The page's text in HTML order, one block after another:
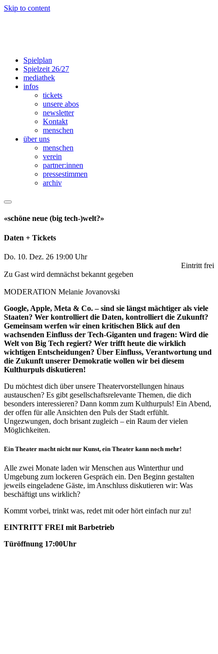
Skip to content
Spielplan
Spielzeit 26/27
mediathek
infos
tickets
unsere abos
newsletter
Kontakt
menschen
über uns
menschen
verein
partner:innen
presse­­stimmen
archiv
«schöne neue (big tech-)welt?»
Daten + Tickets
Do. 10. Dez. 26 19:00 Uhr
Eintritt frei
Zu Gast wird demnächst bekannt gegeben
MODERATION Melanie Jovanovski
Google, Apple, Meta & Co. – sind sie längst mächtiger als viele
Staaten? Wer kontrolliert die Daten, kontrolliert die Zukunft?
Gemeinsam werfen wir einen kritischen Blick auf den
wachsenden Einfluss der Tech-Giganten und fragen: Wird die
Welt von Big Tech regiert? Wer trifft heute die wirklich
wichtigen Entscheidungen? Über Einfluss, Verantwortung und
die Zukunft unserer Demokratie wollen wir bei diesem
Kulthurpuls diskutieren!
Du möchtest dich über unsere Theatervorstellungen hinaus
austauschen? Es gibt gesellschaftsrelevante Themen, die dich
besonders interessieren? Dann komm zum Kulthurpuls! Ein Abend,
der offen für alle Ansichten den Puls der Stadt erfühlt.
Ungezwungen, doch brisant zugleich – ein Raum der vielen
Möglichkeiten.
Ein Theater macht nicht nur Kunst, ein Theater kann noch mehr!
Alle zwei Monate laden wir Menschen aus Winterthur und
Umgebung zum lockeren Gespräch ein. Den Beginn gestalten
jeweils eingeladene Gäste, im Anschluss diskutieren wir: Was
beschäftigt uns wirklich?
Kommt vorbei, trinkt was, redet mit oder hört einfach nur zu!
EINTRITT FREI mit Barbetrieb
Türöffnung 17:00Uhr